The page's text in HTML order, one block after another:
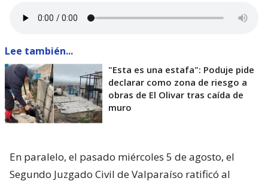
Lee también...
"Esta es una estafa": Poduje pide
declarar como zona de riesgo a
obras de El Olivar tras caída de
muro
En paralelo, el pasado miércoles 5 de agosto, el
Segundo Juzgado Civil de Valparaíso ratificó al